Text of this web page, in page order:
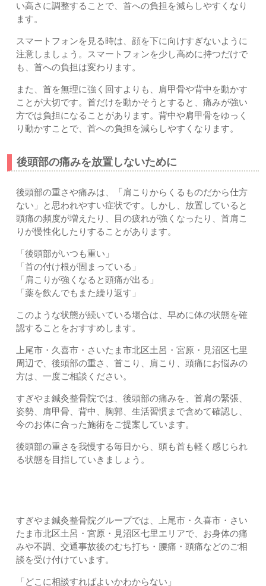
い高さに調整することで、首への負担を減らしやすくなり
ます。
スマートフォンを見る時は、顔を下に向けすぎないように
注意しましょう。スマートフォンを少し高めに持つだけで
も、首への負担は変わります。
また、首を無理に強く回すよりも、肩甲骨や背中を動かす
ことが大切です。首だけを動かそうとすると、痛みが強い
方では負担になることがあります。背中や肩甲骨をゆっく
り動かすことで、首への負担を減らしやすくなります。
後頭部の痛みを放置しないために
後頭部の重さや痛みは、「肩こりからくるものだから仕方
ない」と思われやすい症状です。しかし、放置していると
頭痛の頻度が増えたり、目の疲れが強くなったり、首肩こ
りが慢性化したりすることがあります。
「後頭部がいつも重い」
「首の付け根が固まっている」
「肩こりが強くなると頭痛が出る」
「薬を飲んでもまた繰り返す」
このような状態が続いている場合は、早めに体の状態を確
認することをおすすめします。
上尾市・久喜市・さいたま市北区土呂・宮原・見沼区七里
周辺で、後頭部の重さ、首こり、肩こり、頭痛にお悩みの
方は、一度ご相談ください。
すぎやま鍼灸整骨院では、後頭部の痛みを、首肩の緊張、
姿勢、肩甲骨、背中、胸郭、生活習慣まで含めて確認し、
今のお体に合った施術をご提案しています。
後頭部の重さを我慢する毎日から、頭も首も軽く感じられ
る状態を目指していきましょう。
すぎやま鍼灸整骨院グループでは、上尾市・久喜市・さい
たま市北区土呂・宮原・見沼区七里エリアで、お身体の痛
みや不調、交通事故後のむち打ち・腰痛・頭痛などのご相
談を受け付けています。
「どこに相談すればよいかわからない」